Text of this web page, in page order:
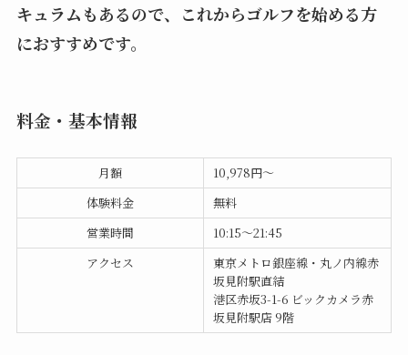
キュラムもあるので、これからゴルフを始める方
におすすめです。
料金・基本情報
月額
10,978円〜
体験料金
無料
営業時間
10:15～21:45
アクセス
東京メトロ銀座線・丸ノ内線赤
坂見附駅直結
港区赤坂3-1-6 ビックカメラ赤
坂見附駅店 9階